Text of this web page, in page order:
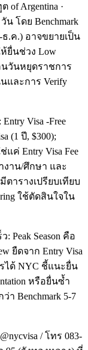
Argentina ·
น โดย Benchmark
ธ.ค.) อาจขยายเป็น
ห้ยื่นช่วง Low
นวันหยุดราชการ
และการ Verify
Visa -Free
(1 ปี, $300);
แค่ Entry Visa Fee
งาน/ศึกษา และ
ตารางเปรียบเทียบ
ใช้ตัดสินใจใน
Peak Season คือ
ยืดจาก Entry Visa
ได้ NYC ชี้แนะยื่น
หรือยื่นซ้ำ
า Benchmark 5-7
/ โทร 083-